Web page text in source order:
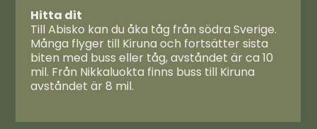
Hitta dit
Till Abisko kan du åka tåg från södra Sverige.
Många flyger till Kiruna och fortsätter sista
biten med buss eller tåg, avståndet är ca 10
mil. Från Nikkaluokta finns buss till Kiruna
avståndet är 8 mil.